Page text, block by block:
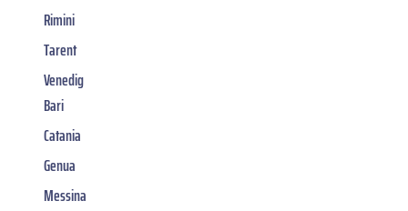
Rimini
Tarent
Venedig
Bari
Catania
Genua
Messina